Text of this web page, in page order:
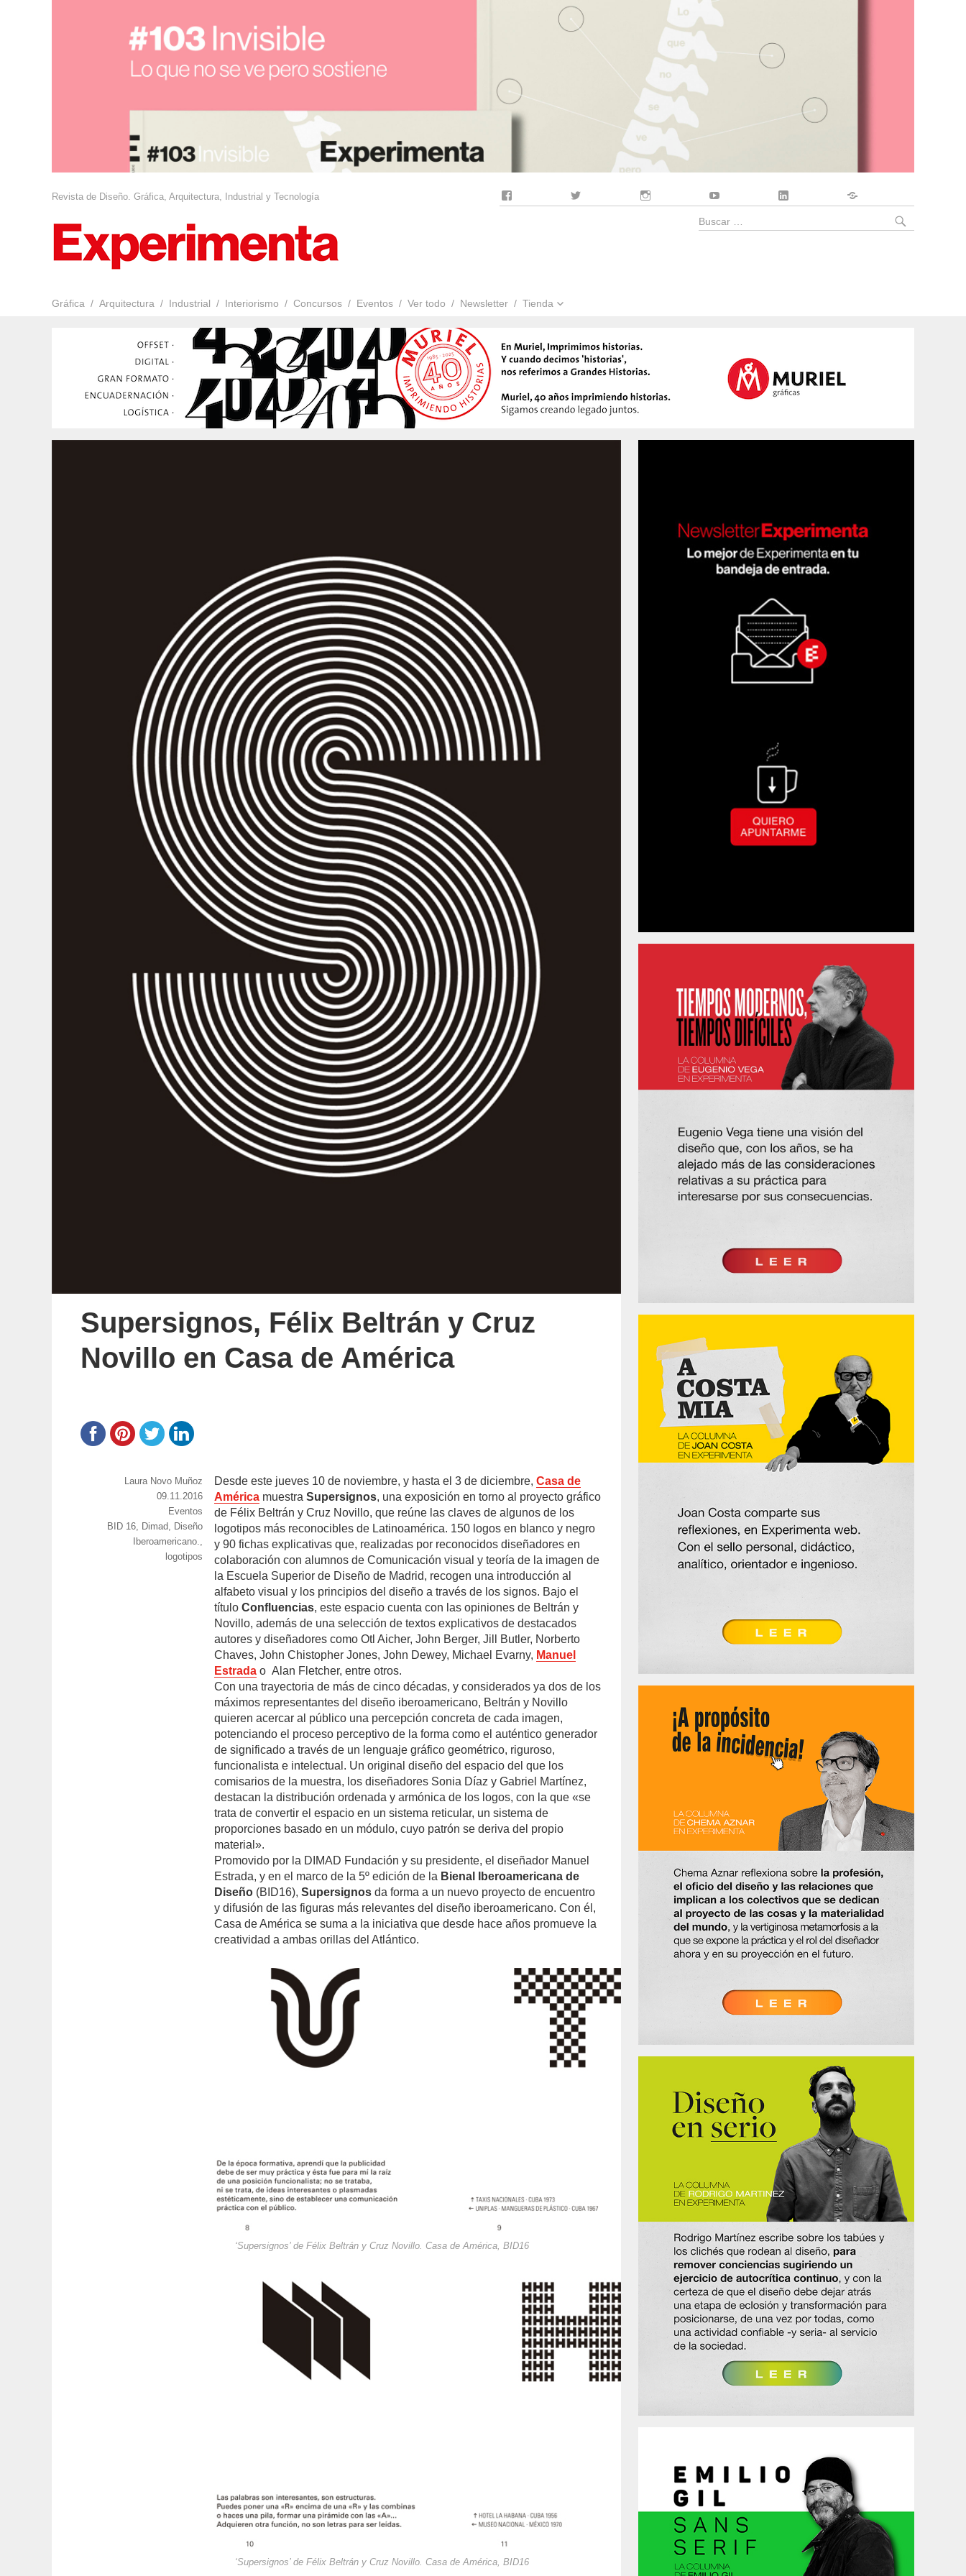
Revista de Diseño. Gráfica, Arquitectura, Industrial y Tecnología
Gráfica Arquitectura Industrial Interiorismo Concursos Eventos Ver todo Newsletter Tienda
Buscar
Supersignos, Félix Beltrán y Cruz
Novillo en Casa de América
Desde este jueves 10 de noviembre, y hasta el 3 de diciembre,Casa de
América muestraSupersignos, una exposición en torno al proyecto gráfico
de Félix Beltrán y Cruz Novillo, que reúne las claves de algunos de los
logotipos más reconocibles de Latinoamérica. 150 logos en blanco y negro
y 90 fichas explicativas que, realizadas por reconocidos diseñadores en
colaboración con alumnos de Comunicación visual y teoría de la imagen de
la Escuela Superior de Diseño de Madrid, recogen una introducción al
alfabeto visual y los principios del diseño a través de los signos. Bajo el
títuloConfluencias, este espacio cuenta con las opiniones de Beltrán y
Novillo, además de una selección de textos explicativos de destacados
autores y diseñadores como Otl Aicher, John Berger, Jill Butler, Norberto
Chaves, John Chistopher Jones, John Dewey, Michael Evarny, Manuel
Estrada o Alan Fletcher, entre otros.
Con una trayectoria de más de cinco décadas, y considerados ya dos de los
máximos representantes del diseño iberoamericano, Beltrán y Novillo
quieren acercar al público una percepción concreta de cada imagen,
potenciando el proceso perceptivo de la forma como el auténtico generador
de significado a través de un lenguaje gráfico geométrico, riguroso,
funcionalista e intelectual. Un original diseño del espacio del que los
comisarios de la muestra, los diseñadores Sonia Díaz y Gabriel Martínez,
destacan la distribución ordenada y armónica de los logos, con la que «se
trata de convertir el espacio en un sistema reticular, un sistema de
proporciones basado en un módulo, cuyo patrón se deriva del propio
material».
Promovido por la DIMAD Fundación y su presidente, el diseñador Manuel
Estrada, y en el marco de la 5º edición de la Bienal Iberoamericana de
Diseño (BID16),Supersignos da forma a un nuevo proyecto de encuentro
y difusión de las figuras más relevantes del diseño iberoamericano. Con él,
Casa de América se suma a la iniciativa que desde hace años promueve la
creatividad a ambas orillas del Atlántico.
‘Supersignos’ de Félix Beltrán y Cruz Novillo. Casa de América, BID16
‘Supersignos’ de Félix Beltrán y Cruz Novillo. Casa de América, BID16
https://www.experimenta.es/author/laura-
Laura Novo Muñoz
Publicado
09.11.2016
Categorías
Eventos
Etiquetas
BID 16, Dimad, Diseño
Iberoamericano.,
logotipos